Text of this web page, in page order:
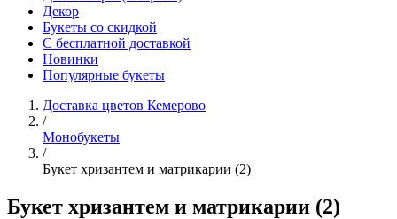
Декор
Букеты со скидкой
С бесплатной доставкой
Новинки
Популярные букеты
Доставка цветов Кемерово
/
Монобукеты
/
Букет хризантем и матрикарии (2)
Букет хризантем и матрикарии (2)